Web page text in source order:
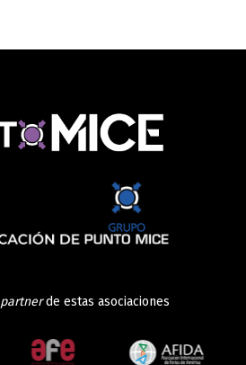
partnerde estas asociaciones